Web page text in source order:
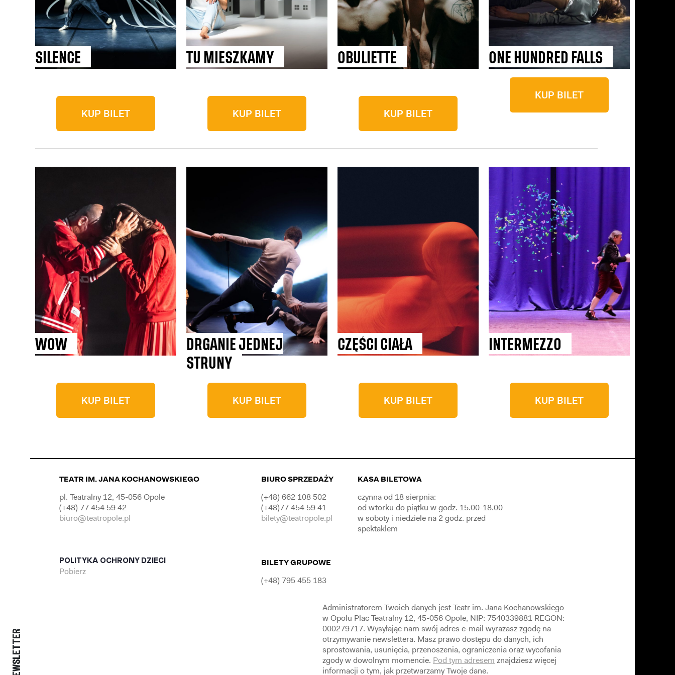
NEWSLETTER
SILENCE
KUP BILET
TU MIESZKAMY
KUP BILET
OBULIETTE
KUP BILET
ONE HUNDRED FALLS
KUP BILET
WOW
KUP BILET
DRGANIE JEDNEJ
STRUNY
KUP BILET
CZĘŚCI CIAŁA
KUP BILET
INTERMEZZO
KUP BILET
TEATR IM. JANA KOCHANOWSKIEGO
pl. Teatralny 12, 45-056 Opole
(+48) 77 454 59 42
biuro@teatropole.pl
POLITYKA OCHRONY DZIECI
Pobierz
BIURO SPRZEDAŻY
(+48) 662 108 502
(+48)77 454 59 41
bilety@teatropole.pl
BILETY GRUPOWE
(+48) 795 455 183
KASA BILETOWA
czynna od 18 sierpnia:
od wtorku do piątku w godz. 15.00-18.00
w soboty i niedziele na 2 godz. przed
spektaklem
Administratorem Twoich danych jest Teatr im. Jana Kochanowskiego
w Opolu Plac Teatralny 12, 45-056 Opole, NIP: 7540339881 REGON:
000279717. Wysyłając nam swój adres e-mail wyrażasz zgodę na
otrzymywanie newslettera. Masz prawo dostępu do danych, ich
sprostowania, usunięcia, przenoszenia, ograniczenia oraz wycofania
zgody w dowolnym momencie. Pod tym adresem znajdziesz więcej
informacji o tym, jak przetwarzamy Twoje dane.